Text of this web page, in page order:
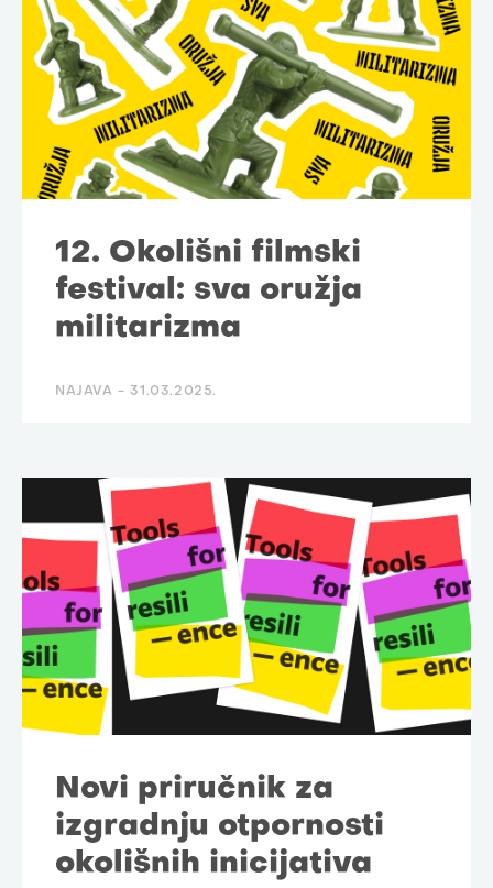
12. Okolišni filmski
festival: sva oružja
militarizma
NAJAVA -31.03.2025.
Novi priručnik za
izgradnju otpornosti
okolišnih inicijativa